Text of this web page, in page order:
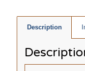
Description